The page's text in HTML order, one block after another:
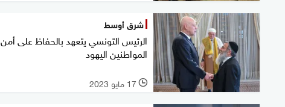
شرق أوسط
الرئيس التونسي يتعهد بالحفاظ على أمن
المواطنين اليهود
l 17 مايو 2023